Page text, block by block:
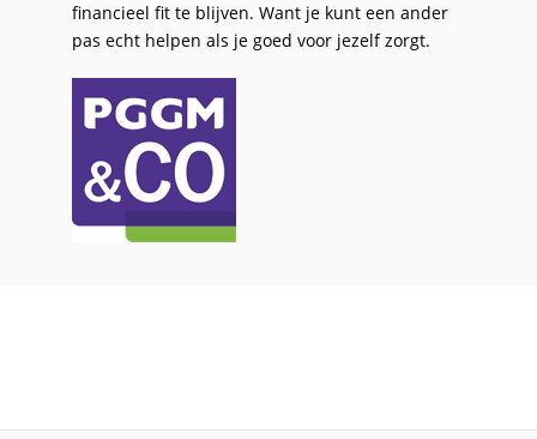
financieel fit te blijven. Want je kunt een ander
pas echt helpen als je goed voor jezelf zorgt.